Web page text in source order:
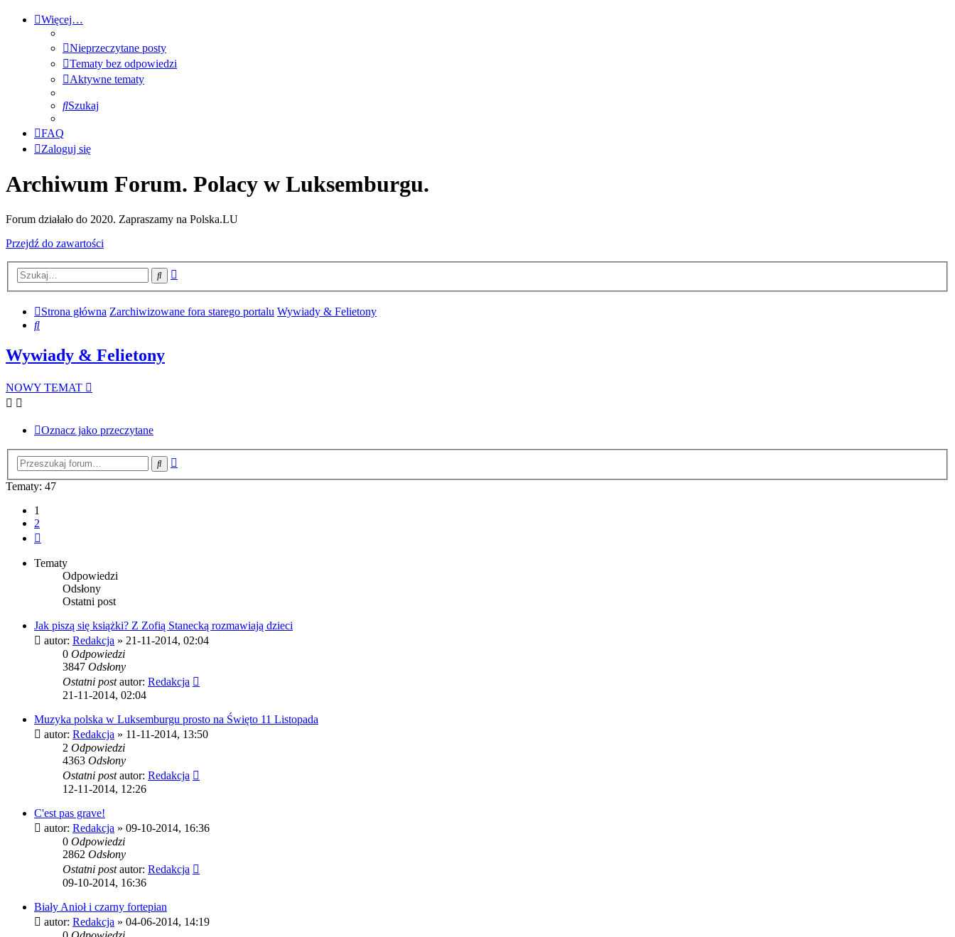
Więcej…
Nieprzeczytane posty
Tematy bez odpowiedzi
Aktywne tematy
Szukaj
FAQ
Zaloguj się
Archiwum Forum. Polacy w Luksemburgu.
Forum działało do 2020. Zapraszamy na Polska.LU
Przejdź do zawartości
Szukaj
Strona główna Zarchiwizowane fora starego portalu Wywiady & Felietony
Szukaj
Wywiady & Felietony
NOWY TEMAT
Oznacz jako przeczytane
Szukaj
Tematy: 47
1
2
Tematy
Odpowiedzi
Odsłony
Ostatni post
Jak piszą się książki? Z Zofią Stanecką rozmawiają dzieci
autor: Redakcja » 21-11-2014, 02:04
0 Odpowiedzi
3847 Odsłony
Ostatni postautor: Redakcja
21-11-2014, 02:04
Muzyka polska w Luksemburgu prosto na Święto 11 Listopada
autor: Redakcja » 11-11-2014, 13:50
2 Odpowiedzi
4363 Odsłony
Ostatni postautor: Redakcja
12-11-2014, 12:26
C'est pas grave!
autor: Redakcja » 09-10-2014, 16:36
0 Odpowiedzi
2862 Odsłony
Ostatni postautor: Redakcja
09-10-2014, 16:36
Biały Anioł i czarny fortepian
autor: Redakcja » 04-06-2014, 14:19